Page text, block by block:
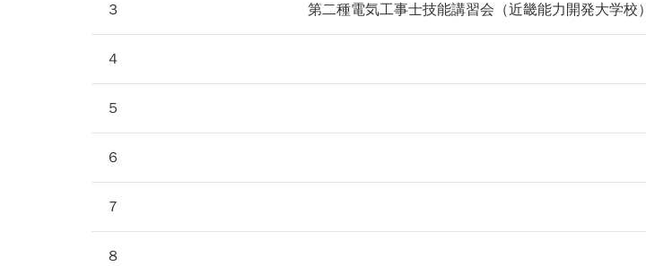
３ 第二種電気工事士技能講習会（近畿能力開発大学校）
４
５
６
７
８